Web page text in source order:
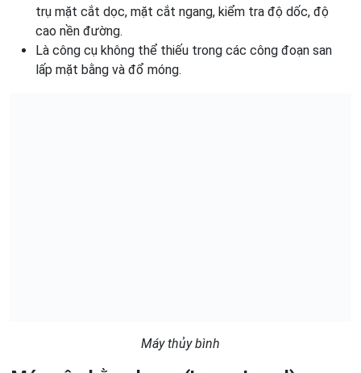
trụ mặt cắt dọc, mặt cắt ngang, kiểm tra độ dốc, độ
cao nền đường.
Là công cụ không thể thiếu trong các công đoạn san
lấp mặt bằng và đổ móng.
Máy thủy bình